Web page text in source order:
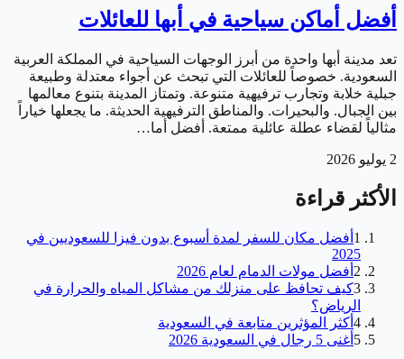
أفضل أماكن سياحية في أبها للعائلات
تعد مدينة أبها واحدة من أبرز الوجهات السياحية في المملكة العربية
السعودية. خصوصاً للعائلات التي تبحث عن أجواء معتدلة وطبيعة
جبلية خلابة وتجارب ترفيهية متنوعة. وتمتاز المدينة بتنوع معالمها
بين الجبال. والبحيرات. والمناطق الترفيهية الحديثة. ما يجعلها خياراً
مثالياً لقضاء عطلة عائلية ممتعة. أفضل أما…
2 يوليو 2026
الأكثر قراءة
1 أفضل مكان للسفر لمدة أسبوع بدون فيزا للسعوديين في
2025
2 أفضل مولات الدمام لعام 2026
3كيف تحافظ على منزلك من مشاكل المياه والحرارة في
الرياض؟
4 أكثر المؤثرين متابعة في السعودية
5 أغنى 5 رجال في السعودية 2026